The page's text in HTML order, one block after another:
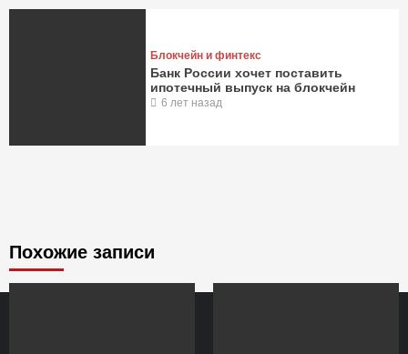
Блокчейн и финтекс
Банк России хочет поставить
ипотечный выпуск на блокчейн
6 лет назад
Похожие записи